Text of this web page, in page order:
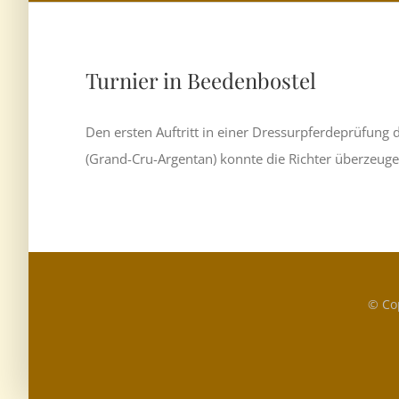
Turnier in Beedenbostel
Den ersten Auftritt in einer Dressurpferdeprüfung
(Grand-Cru-Argentan) konnte die Richter
©